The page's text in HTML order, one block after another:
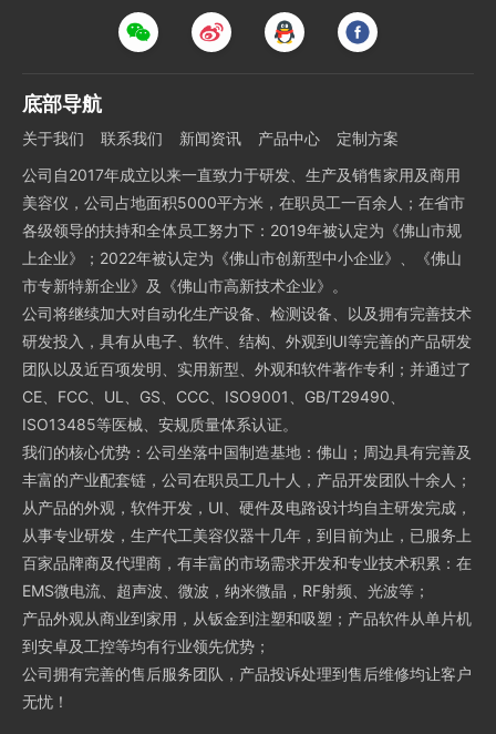
底部导航
关于我们 联系我们 新闻资讯 产品中心
定制方案
公司自2017年成立以来一直致力于研发、生产及销售家用及商用
美容仪，公司占地面积5000平方米，在职员工一百余人；在省市
各级领导的扶持和全体员工努力下：2019年被认定为《佛山市规
上企业》；2022年被认定为《佛山市创新型中小企业》、《佛山
市专新特新企业》及《佛山市高新技术企业》。
公司将继续加大对自动化生产设备、检测设备、以及拥有完善技术
研发投入，具有从电子、软件、结构、外观到UI等完善的产品研发
团队以及近百项发明、实用新型、外观和软件著作专利；并通过了
CE、FCC、UL、GS、CCC、ISO9001、GB/T29490、
ISO13485等医械、安规质量体系认证。
我们的核心优势：公司坐落中国制造基地：佛山；周边具有完善及
丰富的产业配套链，公司在职员工几十人，产品开发团队十余人；
从产品的外观，软件开发，UI、硬件及电路设计均自主研发完成，
从事专业研发，生产代工美容仪器十几年，到目前为止，已服务上
百家品牌商及代理商，有丰富的市场需求开发和专业技术积累：在
EMS微电流、超声波、微波，纳米微晶，RF射频、光波等；
产品外观从商业到家用，从钣金到注塑和吸塑；产品软件从单片机
到安卓及工控等均有行业领先优势；
公司拥有完善的售后服务团队，产品投诉处理到售后维修均让客户
无忧！